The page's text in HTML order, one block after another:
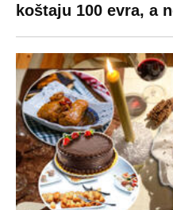
koštaju 100 evra, a